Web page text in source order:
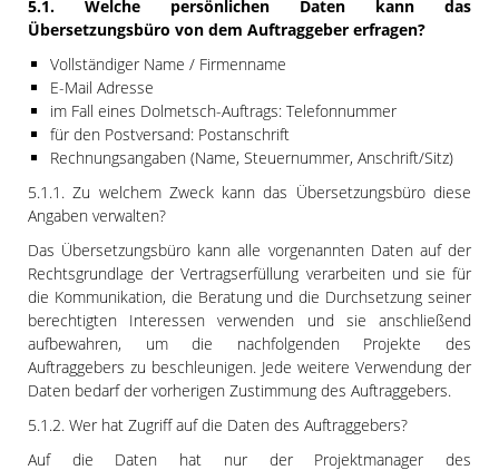
5.1. Welche persönlichen Daten kann das
Übersetzungsbüro von dem Auftraggeber erfragen?
Vollständiger Name / Firmenname
E-Mail Adresse
im Fall eines Dolmetsch-Auftrags: Telefonnummer
für den Postversand: Postanschrift
Rechnungsangaben (Name, Steuernummer, Anschrift/Sitz)
5.1.1. Zu welchem Zweck kann das Übersetzungsbüro diese
Angaben verwalten?
Das Übersetzungsbüro kann alle vorgenannten Daten auf der
Rechtsgrundlage der Vertragserfüllung verarbeiten und sie für
die Kommunikation, die Beratung und die Durchsetzung seiner
berechtigten Interessen verwenden und sie anschließend
aufbewahren, um die nachfolgenden Projekte des
Auftraggebers zu beschleunigen. Jede weitere Verwendung der
Daten bedarf der vorherigen Zustimmung des Auftraggebers.
5.1.2. Wer hat Zugriff auf die Daten des Auftraggebers?
Auf die Daten hat nur der Projektmanager des